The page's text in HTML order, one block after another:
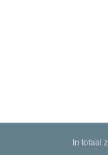
In totaal